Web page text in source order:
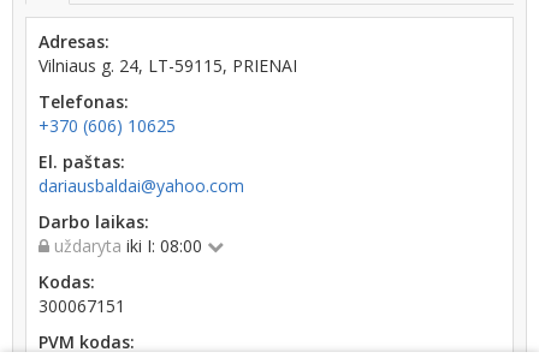
Adresas:
Vilniaus g. 24, LT-59115, PRIENAI
Telefonas:
+370 (606) 10625
El. paštas:
dariausbaldai@yahoo.com
Darbo laikas:
uždaryta iki I: 08:00
Kodas:
300067151
PVM kodas: